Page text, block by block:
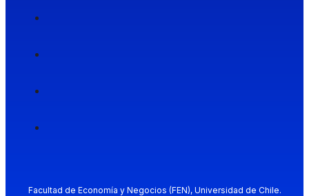
Facultad de Economía y Negocios (FEN), Universidad de Chile.